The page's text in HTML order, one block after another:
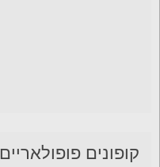
קופונים פופולאריים